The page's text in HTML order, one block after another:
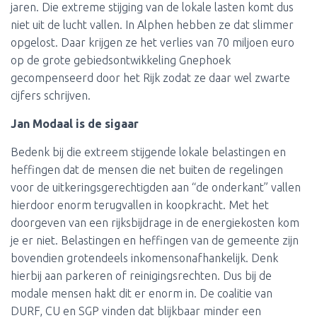
jaren. Die extreme stijging van de lokale lasten komt dus
niet uit de lucht vallen. In Alphen hebben ze dat slimmer
opgelost. Daar krijgen ze het verlies van 70 miljoen euro
op de grote gebiedsontwikkeling Gnephoek
gecompenseerd door het Rijk zodat ze daar wel zwarte
cijfers schrijven.
Jan Modaal is de sigaar
Bedenk bij die extreem stijgende lokale belastingen en
heffingen dat de mensen die net buiten de regelingen
voor de uitkeringsgerechtigden aan “de onderkant” vallen
hierdoor enorm terugvallen in koopkracht. Met het
doorgeven van een rijksbijdrage in de energiekosten kom
je er niet. Belastingen en heffingen van de gemeente zijn
bovendien grotendeels inkomensonafhankelijk. Denk
hierbij aan parkeren of reinigingsrechten. Dus bij de
modale mensen hakt dit er enorm in. De coalitie van
DURF, CU en SGP vinden dat blijkbaar minder een